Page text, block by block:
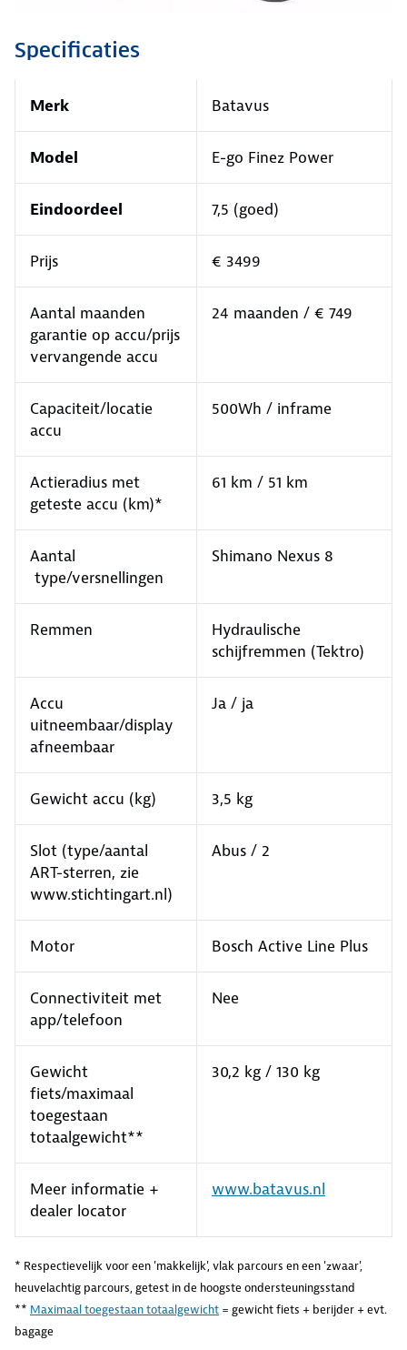
Specificaties
Merk Batavus
Model E-go Finez Power
Eindoordeel 7,5 (goed)
Prijs € 3499
Aantal maanden
garantie op accu/prijs
vervangende accu
24 maanden / € 749
Capaciteit/locatie
accu
500Wh / inframe
Actieradius met
geteste accu (km)*
61 km / 51 km
Aantal
type/versnellingen
Shimano Nexus 8
Remmen
Hydraulische
schijfremmen (Tektro)
Accu
uitneembaar/display
afneembaar
Ja / ja
Gewicht accu (kg) 3,5 kg
Slot (type/aantal
ART-sterren, zie
www.stichtingart.nl)
Abus / 2
Motor Bosch Active Line Plus
Connectiviteit met
app/telefoon
Nee
Gewicht
fiets/maximaal
toegestaan
totaalgewicht**
30,2 kg / 130 kg
Meer informatie +
dealer locator
www.batavus.nl
* Respectievelijk voor een 'makkelijk', vlak parcours en een 'zwaar',
heuvelachtig parcours, getest in de hoogste ondersteuningsstand
** Maximaal toegestaan totaalgewicht = gewicht fiets + berijder + evt.
bagage